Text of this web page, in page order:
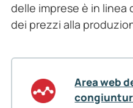
delle imprese è in linea
dei prezzi alla
Area web